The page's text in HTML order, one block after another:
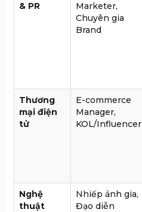
& PR
Marketer,
Chuyên gia
Brand
Thương
mại điện
tử
E-commerce
Manager,
KOL/Influencer
Nghệ
thuật
Nhiếp ảnh gia,
Đạo diễn